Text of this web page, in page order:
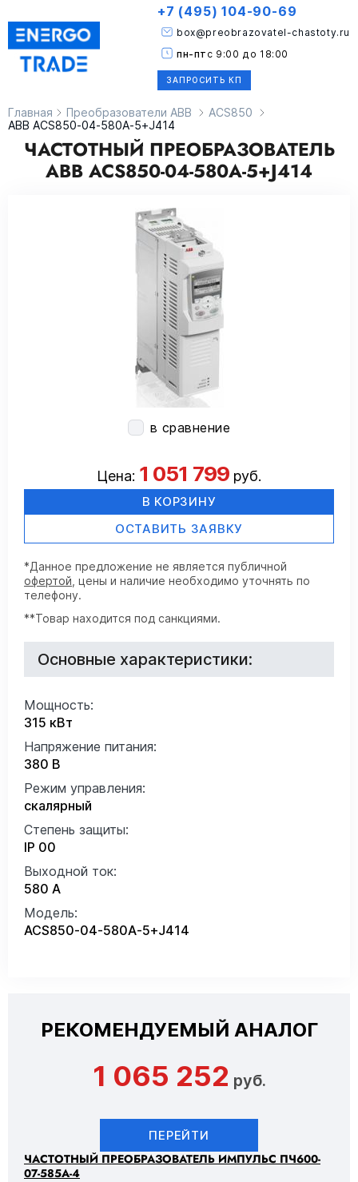
ЗАПРОСИТЬ КП
box@preobrazovatel-chastoty.ru
+7 (495) 104-90-69
пн-пт с 9:00 до 18:00
Главная Преобразователи ABB
ACS850
ABB ACS850-04-580A-5+J414
ЧАСТОТНЫЙ ПРЕОБРАЗОВАТЕЛЬ
ABB ACS850-04-580A-5+J414
в сравнение
Цена: 1 051 799 руб.
В КОРЗИНУ
ОСТАВИТЬ ЗАЯВКУ
*Данное предложение не является публичной
офертой , цены и наличие необходимо уточнять по
телефону.
**Товар находится под санкциями.
Основные характеристики:
Мощность:
315 кВт
Напряжение питания:
380 В
Режим управления:
скалярный
Степень защиты:
IP 00
Выходной ток:
580 А
Модель:
ACS850-04-580A-5+J414
РЕКОМЕНДУЕМЫЙ АНАЛОГ
1 065 252 руб.
ПЕРЕЙТИ
ЧАСТОТНЫЙ ПРЕОБРАЗОВАТЕЛЬ ИМПУЛЬС ПЧ600-
07-585А-4